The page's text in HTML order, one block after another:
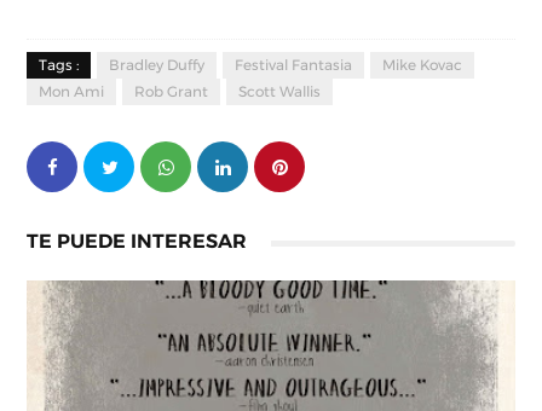
Tags : Bradley Duffy Festival Fantasia
Mike Kovac
Mon Ami
Rob Grant Scott Wallis
TE PUEDE INTERESAR